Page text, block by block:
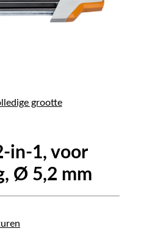
grootte
in-1, voor
Ø 5,2 mm